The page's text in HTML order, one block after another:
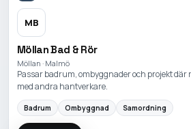
MB
Möllan Bad & Rör
Möllan · Malmö
Passar badrum, ombyggnader och projekt där
med andra hantverkare.
Badrum Ombyggnad Samordning